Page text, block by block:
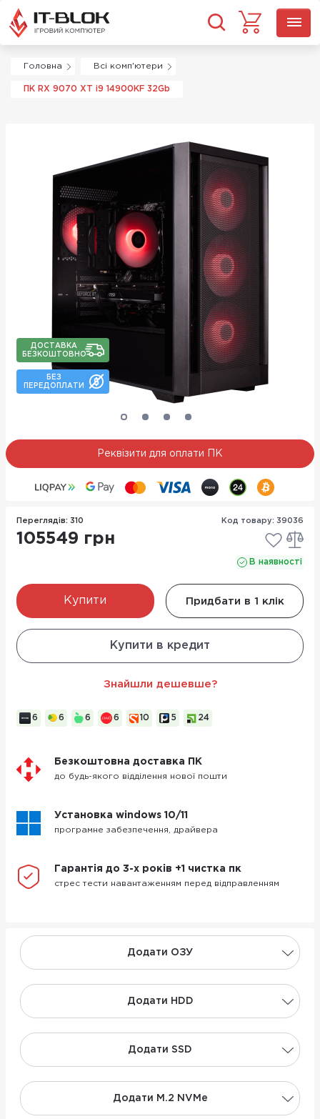
Головна Всі комп'ютери
ПК RX 9070 XT i9 14900KF 32Gb
ДОСТАВКА
БЕЗКОШТОВНО
БЕЗ
ПЕРЕДОПЛАТИ
Реквізити для оплати ПК
Додати ОЗУ
Додати НDD
Додати SSD
Додати M.2 NVMe
Переглядів: 310 Код товару: 39036
105549 грн
В наявності
Купити
Купити в кредит
Придбати в 1 клік
Знайшли дешевше?
6 6 6 6 10 5 24
Безкоштовна доставка ПК
до будь-якого відділення нової пошти
Установка windows 10/11
програмне забезпечення, драйвера
Гарантія до 3-х років +1 чистка пк
стрес тести навантаженням перед відправленням